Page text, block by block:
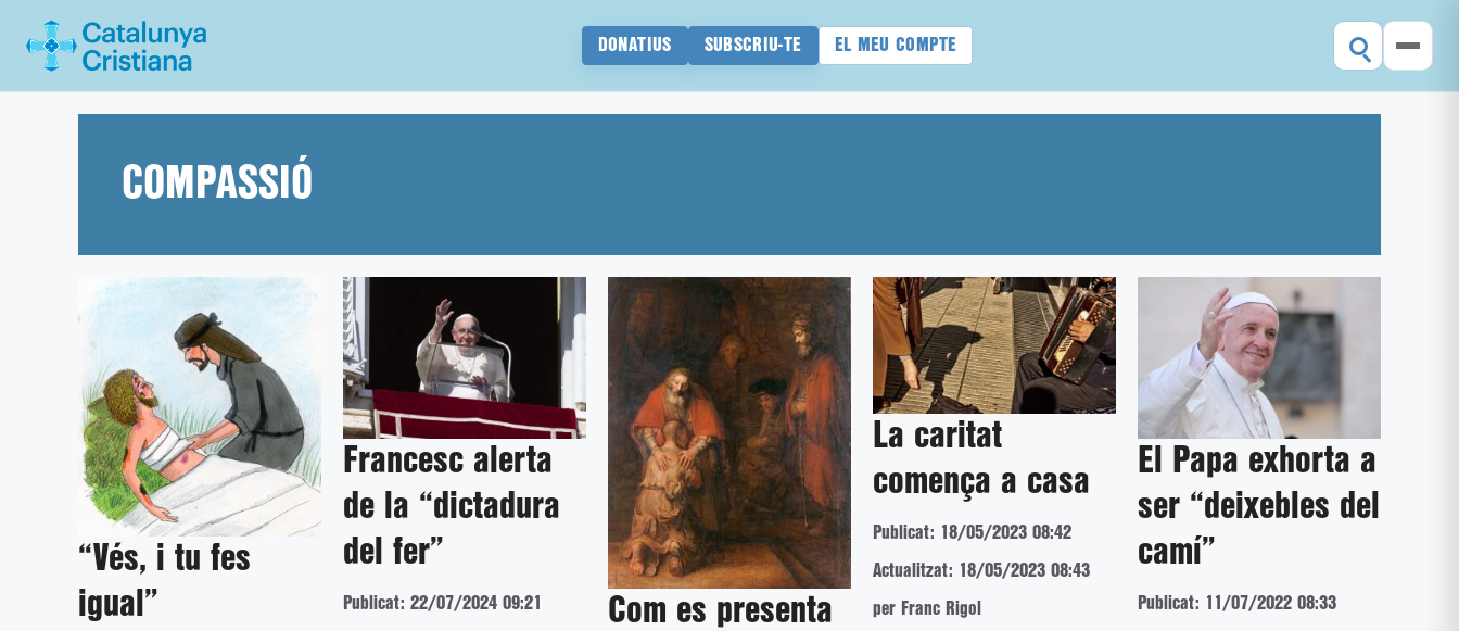
DONATIUS SUBSCRIU-TE EL MEU COMPTE
COMPASSIÓ
“Vés, i tu fes
igual”
Francesc alerta
de la “dictadura
del fer”
Publicat: 22/07/2024 09:21
Com es presenta
La caritat
comença a casa
Publicat: 18/05/2023 08:42
Actualitzat: 18/05/2023 08:43
per Franc Rigol
El Papa exhorta a
ser “deixebles del
camí”
Publicat: 11/07/2022 08:33